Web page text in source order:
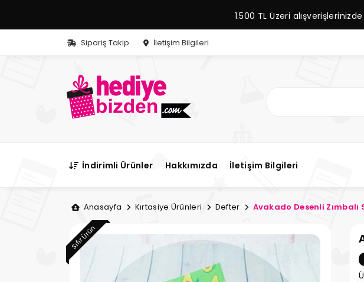
1.500 TL Üzeri
Sipariş Takip İletişim Bilgileri
İndirimli Ürünler Hakkımızda İletişim Bilgileri
Anasayfa Kırtasiye Ürünleri Defter Avakado Desenli
Sıfır Ürün